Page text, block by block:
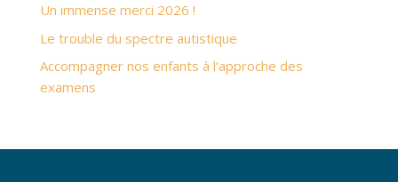
Un immense merci 2026 !
Le trouble du spectre autistique
Accompagner nos enfants à l’approche des
examens